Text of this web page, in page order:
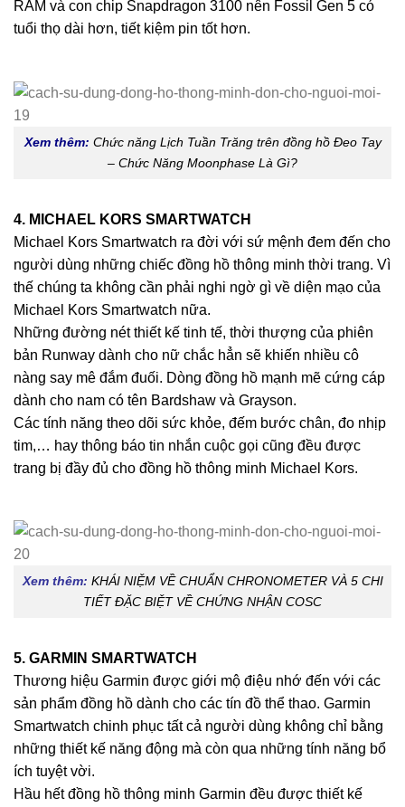
RAM và con chip Snapdragon 3100 nên Fossil Gen 5 có
tuổi thọ dài hơn, tiết kiệm pin tốt hơn.
Xem thêm: Chức năng Lịch Tuần Trăng trên đồng hồ Đeo Tay
– Chức Năng Moonphase Là Gì?
4. MICHAEL KORS SMARTWATCH
Michael Kors Smartwatch ra đời với sứ mệnh đem đến cho
người dùng những chiếc đồng hồ thông minh thời trang. Vì
thế chúng ta không cần phải nghi ngờ gì về diện mạo của
Michael Kors Smartwatch nữa.
Những đường nét thiết kế tinh tế, thời thượng của phiên
bản Runway dành cho nữ chắc hẳn sẽ khiến nhiều cô
nàng say mê đắm đuối. Dòng đồng hồ mạnh mẽ cứng cáp
dành cho nam có tên Bardshaw và Grayson.
Các tính năng theo dõi sức khỏe, đếm bước chân, đo nhịp
tim,… hay thông báo tin nhắn cuộc gọi cũng đều được
trang bị đầy đủ cho đồng hồ thông minh Michael Kors.
Xem thêm: KHÁI NIỆM VỀ CHUẨN CHRONOMETER VÀ 5 CHI
TIẾT ĐẶC BIỆT VỀ CHỨNG NHẬN COSC
5. GARMIN SMARTWATCH
Thương hiệu Garmin được giới mộ điệu nhớ đến với các
sản phẩm đồng hồ dành cho các tín đồ thể thao. Garmin
Smartwatch chinh phục tất cả người dùng không chỉ bằng
những thiết kế năng động mà còn qua những tính năng bổ
ích tuyệt vời.
Hầu hết đồng hồ thông minh Garmin đều được thiết kế